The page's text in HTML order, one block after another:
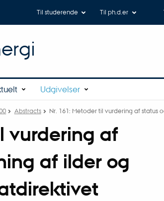
Til studerende Til ph.d.er
Udgivelser
Abstracts Nr. 161: Metoder til vurdering af
vurdering af
af ilder og